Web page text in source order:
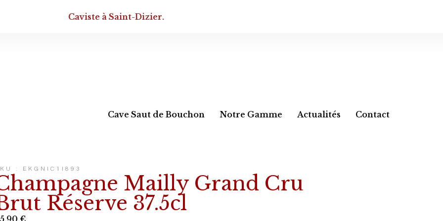
Caviste à Saint-Dizier.
Cave Saut de Bouchon Notre Gamme Actualités Contact
: EKGNIC1I893
Mailly Grand Cru
Réserve 37.5cl
€